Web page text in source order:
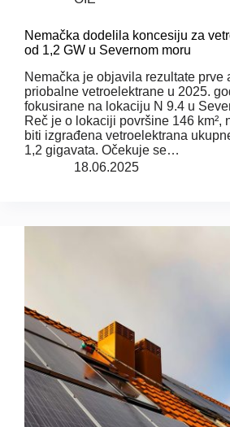
Nemačka dodelila koncesiju za
od 1,2 GW u Severnom moru
Nemačka je objavila rezultate prve
priobalne vetroelektrane u 2025.
fokusirane na lokaciju N 9.4 u
Reč je o lokaciji površine 146 km²,
biti izgrađena vetroelektrana
1,2 gigavata. Očekuje se…
18.06.2025